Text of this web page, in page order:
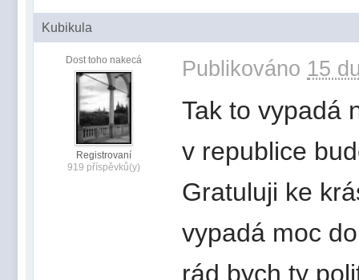
Kubikula
Dost toho nakecá
Registrovaní
919 příspěvků(y)
Publikováno 15
Tak to vypadá
v republice
Gratuluji ke
vypadá moc
rád bych ty